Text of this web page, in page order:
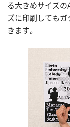
る大きめサイズの
ズに印刷しても
きます。